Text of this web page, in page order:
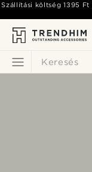
Keresés
Szállítási költség1395 Ft